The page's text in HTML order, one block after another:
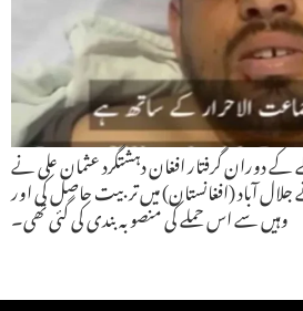
کے دوران گرفتار افغان دہشتگرد عثمان علی نے
آباد (افغانستان) میں تربیت حاصل کی اور
وہیں سے اس حملے کی منصوبہ بندی کی گئی تھی۔